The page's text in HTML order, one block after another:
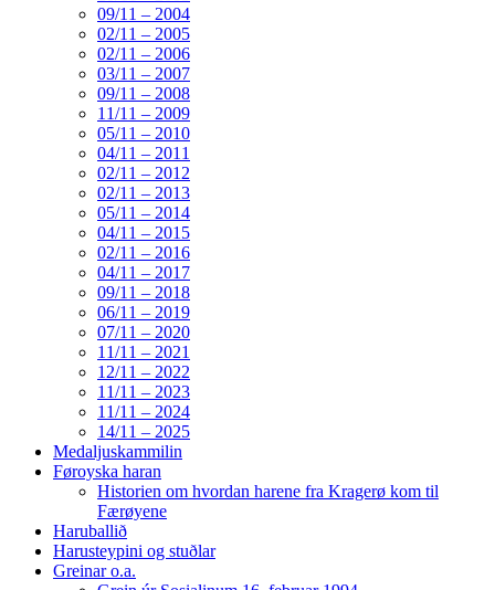
09/11 – 2004
02/11 – 2005
02/11 – 2006
03/11 – 2007
09/11 – 2008
11/11 – 2009
05/11 – 2010
04/11 – 2011
02/11 – 2012
02/11 – 2013
05/11 – 2014
04/11 – 2015
02/11 – 2016
04/11 – 2017
09/11 – 2018
06/11 – 2019
07/11 – 2020
11/11 – 2021
12/11 – 2022
11/11 – 2023
11/11 – 2024
14/11 – 2025
Medaljuskammilin
Føroyska haran
Historien om hvordan harene fra Kragerø kom til
Færøyene
Haruballið
Harusteypini og stuðlar
Greinar o.a.